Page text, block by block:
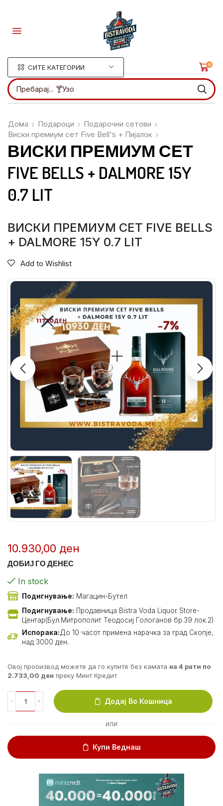
СИТЕ КАТЕГОРИИ
Пребарај... 🍸Узо
0
Дома Подароци
Подарочни сетови
Виски премиум сет Five Bell's + Пијалок
ВИСКИ ПРЕМИУМ СЕТ
FIVE BELLS + DALMORE 15Y
0.7 LIT
ВИСКИ ПРЕМИУМ СЕТ FIVE BELLS
+ DALMORE 15Y 0.7 LIT
Add to Wishlist
10.930,00 ден
ДОБИЈ ГО ДЕНЕС
In stock
Подигнување: Магацин-Бутел
Подигнување: Продавница Bistra Voda Liquor Store-
Центар(Бул.Митрополит Теодосиј Гологанов бр.39 лок.2)
Испорака:До 10 часот примена нарачка за град Скопје,
над 3000 ден.
Овој прооизвод можете да го купите без камата на 4 рати по
2.733,00 ден преку Минт Кредит
Додај Во Кошница
ИЛИ
Купи Веднаш
.